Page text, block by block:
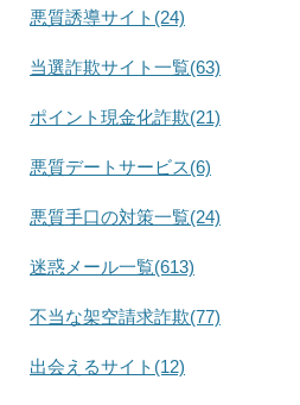
悪質誘導サイト(24)
当選詐欺サイト一覧(63)
ポイント現金化詐欺(21)
悪質デートサービス(6)
悪質手口の対策一覧(24)
迷惑メール一覧(613)
不当な架空請求詐欺(77)
出会えるサイト(12)